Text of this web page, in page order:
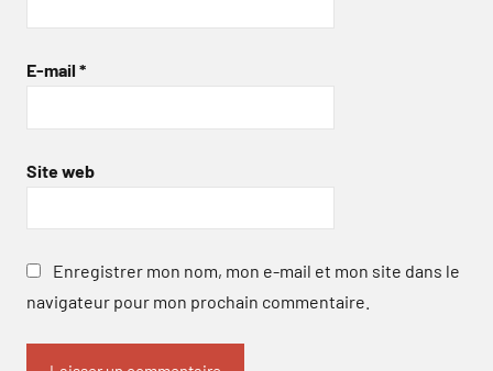
E-mail *
Site web
Enregistrer mon nom, mon e-mail et mon site dans le
navigateur pour mon prochain commentaire.